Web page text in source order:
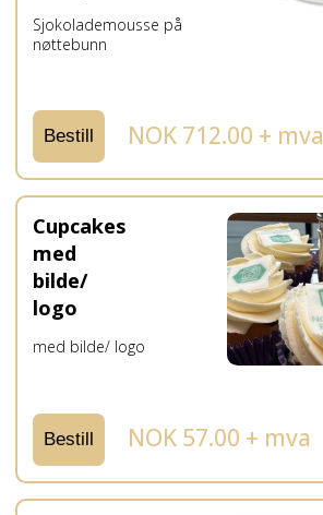
Sjokolademousse på
nøttebunn
Bestill NOK 712.00 + mva
Cupcakes
med
bilde/
logo
med bilde/ logo
Bestill NOK 57.00 + mva